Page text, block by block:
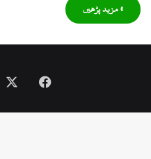
» مزید پڑھیں
Facebook